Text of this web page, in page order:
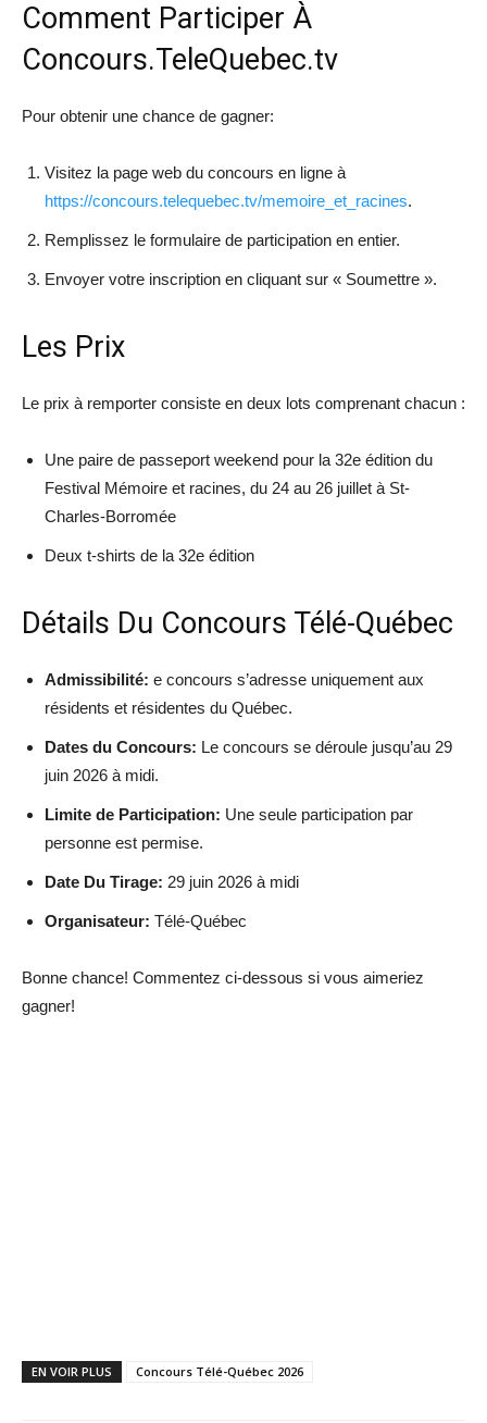
Comment Participer À
Concours.TeleQuebec.tv
Pour obtenir une chance de gagner:
Visitez la page web du concours en ligne à
https://concours.telequebec.tv/memoire_et_racines.
Remplissez le formulaire de participation en entier.
Envoyer votre inscription en cliquant sur « Soumettre ».
Les Prix
Le prix à remporter consiste en deux lots comprenant chacun :
Une paire de passeport weekend pour la 32e édition du
Festival Mémoire et racines, du 24 au 26 juillet à St-
Charles-Borromée
Deux t-shirts de la 32e édition
Détails Du Concours Télé-Québec
Admissibilité: e concours s’adresse uniquement aux
résidents et résidentes du Québec.
Dates du Concours: Le concours se déroule jusqu’au 29
juin 2026 à midi.
Limite de Participation: Une seule participation par
personne est permise.
Date Du Tirage: 29 juin 2026 à midi
Organisateur: Télé-Québec
Bonne chance! Commentez ci-dessous si vous aimeriez
gagner!
EN VOIR PLUS Concours Télé-Québec 2026